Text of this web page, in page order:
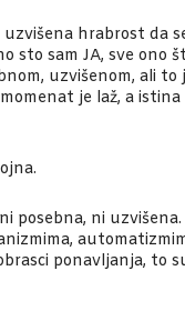
hrabrost da
sto sam JA, sve ono
uzvišenom, ali to
je laž, a
posebna, ni
ponavljanja, to